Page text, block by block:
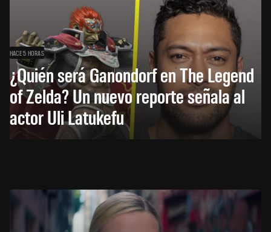
HACE 5 HORAS
¿Quién será Ganondorf en The Legend
of Zelda? Un nuevo reporte señala al
actor Uli Latukefu